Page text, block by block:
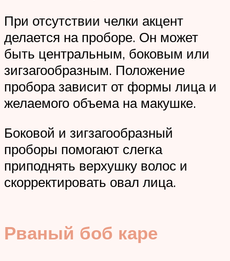
При отсутствии челки акцент
делается на проборе. Он может
быть центральным, боковым или
зигзагообразным. Положение
пробора зависит от формы лица и
желаемого объема на макушке.
Боковой и зигзагообразный
проборы помогают слегка
приподнять верхушку волос и
скорректировать овал лица.
Рваный боб каре